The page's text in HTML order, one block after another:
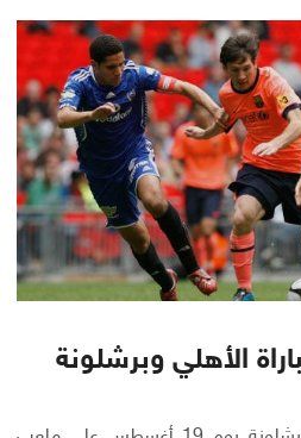
الأهلي وبرشلونة